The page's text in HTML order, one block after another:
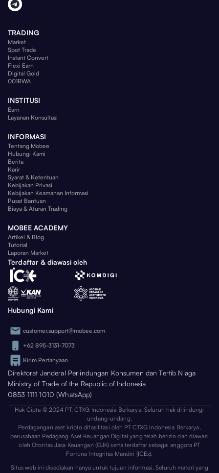
TRADING
Market
Spot Trade
Instant Convert
Flexi Earn
Digital Gold
001RWA
INSTITUSI
Earn
Layanan Konsultasi
INFORMASI
Tentang Mobee
Hubungi Kami
Berita
Karir
Syarat & Ketentuan
Kebijakan Privasi
Kebijakan Keamanan Informasi
Pusat Bantuan
Biaya & Aturan Trading
MOBEE ACADEMY
Artikel & Blog
Tutorial
Laporan Market
Terdaftar & diawasi oleh
Hubungi Kami
customer.support@mobee.com
+62 895-3131-7073
Kirim Pertanyaan
Direktorat Jenderal Perlindungan Konsumen dan Tertib Niaga
Ministry of Trade of the Republic of Indonesia
0853 1111 1010 (WhatsApp)
Hak Cipta © 2024 PT. CTXG Indonesia Berkarya. Seluruh hak dilindungi
undang-undang.
Perdagangan aset kripto difasilitasi oleh PT CTXG Indonesia Berkarya,
perusahaan Pedagang Aset Keuangan Digital yang telah berizin dan diawasi
oleh Otoritas Jasa Keuangan (OJK) serta terdaftar sebagai anggota PT
Fortuna Integritas Mandiri (ICEx).
Situs web ini disediakan hanya untuk tujuan informasi. Seluruh materi yang